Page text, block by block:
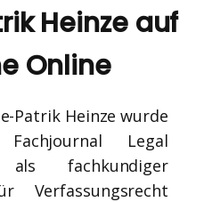
Heinze auf
Online
Patrik Heinze wurde
Legal
fachkundiger
Verfassungsrecht